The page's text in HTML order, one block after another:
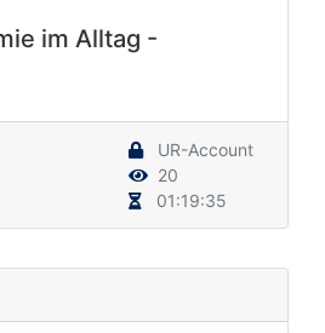
im Alltag -
UR-Account
20
01:19:35